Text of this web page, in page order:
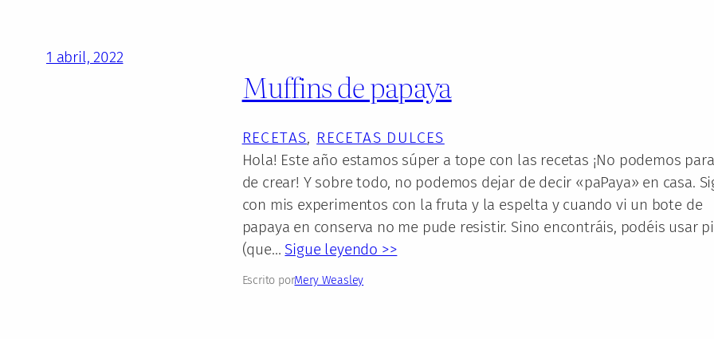
1 abril, 2022
Muffins de papaya
RECETAS, RECETAS DULCES
Hola! Este año estamos súper a tope con las recetas ¡No podemos
de crear! Y sobre todo, no podemos dejar de decir «paPaya» en casa.
con mis experimentos con la fruta y la espelta y cuando vi un bote de
papaya en conserva no me pude resistir. Sino encontráis, podéis usar
(que… Sigue leyendo >>
Escrito porMery Weasley